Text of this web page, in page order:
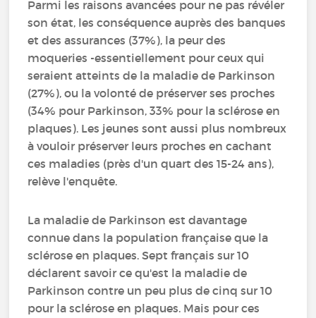
Parmi les raisons avancées pour ne pas révéler
son état, les conséquence auprès des banques
et des assurances (37%), la peur des
moqueries -essentiellement pour ceux qui
seraient atteints de la maladie de Parkinson
(27%), ou la volonté de préserver ses proches
(34% pour Parkinson, 33% pour la sclérose en
plaques). Les jeunes sont aussi plus nombreux
à vouloir préserver leurs proches en cachant
ces maladies (près d'un quart des 15-24 ans),
relève l'enquête.
La maladie de Parkinson est davantage
connue dans la population française que la
sclérose en plaques. Sept français sur 10
déclarent savoir ce qu'est la maladie de
Parkinson contre un peu plus de cinq sur 10
pour la sclérose en plaques. Mais pour ces